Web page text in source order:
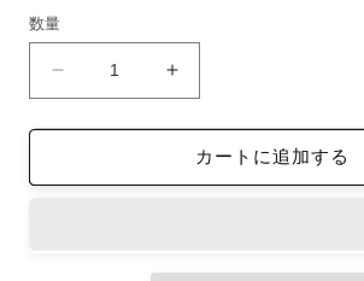
開
く
格
数量
reflection
イ
ナ
iFace
reflection
イ
ナ
カートに追加する